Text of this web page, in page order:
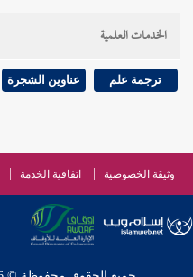
الخدمات العلمية
ترجمة علم عناوين الشجرة
وثيقة الخصوصية اتفاقية الخدمة